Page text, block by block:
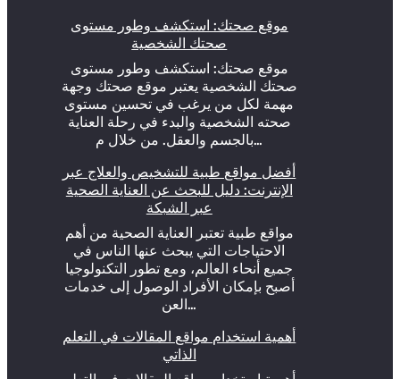
موقع صحتك: استكشف وطور مستوى
صحتك الشخصية
موقع صحتك: استكشف وطور مستوى
صحتك الشخصية يعتبر موقع صحتك وجهة
مهمة لكل من يرغب في تحسين مستوى
صحته الشخصية والبدء في رحلة العناية
بالجسم والعقل. من خلال م…
أفضل مواقع طبية للتشخيص والعلاج عبر
الإنترنت: دليل للبحث عن العناية الصحية
عبر الشبكة
مواقع طبية تعتبر العناية الصحية من أهم
الاحتياجات التي يبحث عنها الناس في
جميع أنحاء العالم، ومع تطور التكنولوجيا
أصبح بإمكان الأفراد الوصول إلى خدمات
العن…
أهمية استخدام مواقع المقالات في التعلم
الذاتي